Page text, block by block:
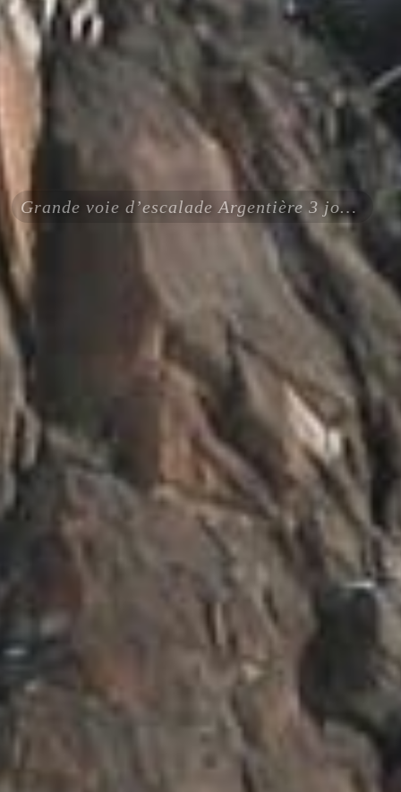
Grande voie d’escalade Argentière 3 jours